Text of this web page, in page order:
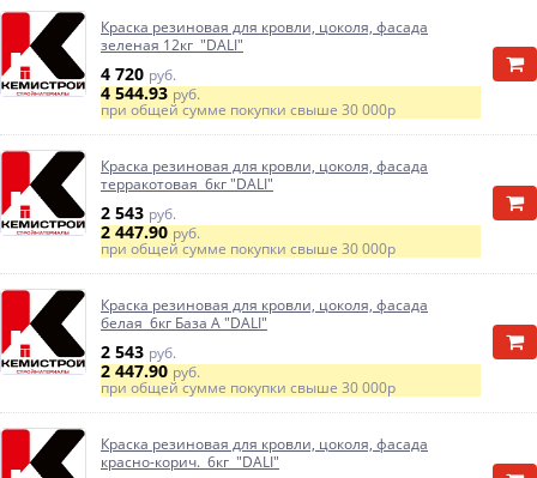
Краска резиновая для кровли, цоколя, фасада
зеленая 12кг "DALI"
4 720 руб.
4 544.93руб.
при общей сумме покупки свыше 30 000р
Краска резиновая для кровли, цоколя, фасада
терракотовая 6кг "DALI"
2 543 руб.
2 447.90руб.
при общей сумме покупки свыше 30 000р
Краска резиновая для кровли, цоколя, фасада
белая 6кг База А "DALI"
2 543 руб.
2 447.90руб.
при общей сумме покупки свыше 30 000р
Краска резиновая для кровли, цоколя, фасада
красно-корич. 6кг "DALI"